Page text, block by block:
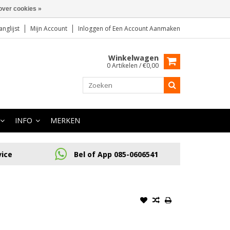
Mijn Account Inloggen of Een Account Aanmaken
Winkelwagen
0 Artikelen / €0,00
INFO MERKEN
Bel of App 085-0606541
cookies »